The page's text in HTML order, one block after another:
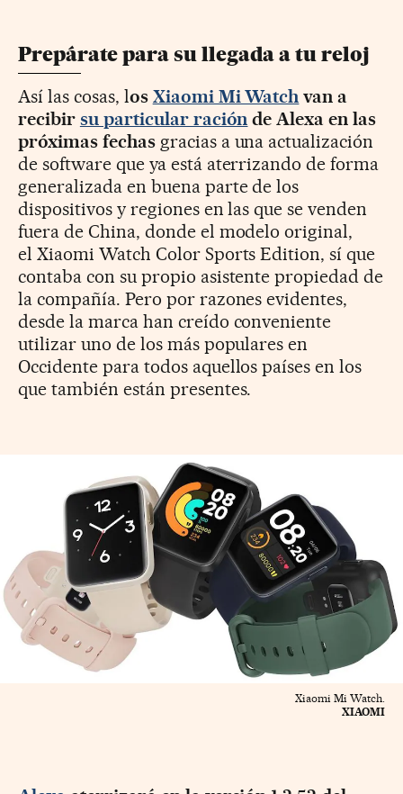
Prepárate para su llegada a tu reloj
Así las cosas, los Xiaomi Mi Watch van a
recibir su particular ración de Alexa en las
próximas fechasgracias a una actualización
de software que ya está aterrizando de forma
generalizada en buena parte de los
dispositivos y regiones en las que se venden
fuera de China, donde el modelo original,
el Xiaomi Watch Color Sports Edition, sí que
contaba con su propio asistente propiedad de
la compañía. Pero por razones evidentes,
desde la marca han creído conveniente
utilizar uno de los más populares en
Occidente para todos aquellos países en los
que también están presentes.
Xiaomi Mi Watch.
XIAOMI